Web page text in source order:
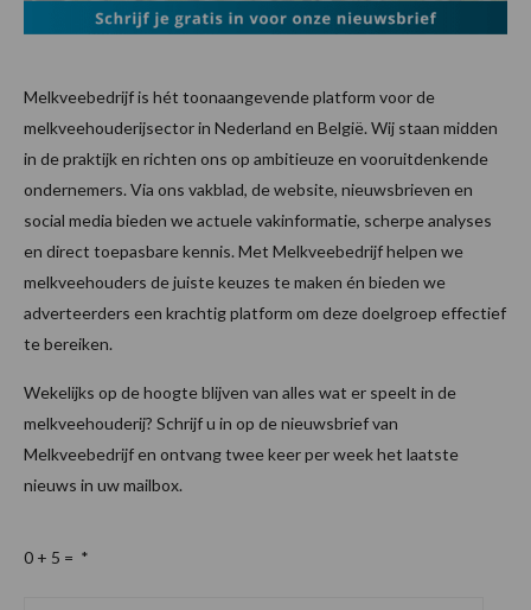
Melkveebedrijf is hét toonaangevende platform voor de
melkveehouderijsector in Nederland en België. Wij staan midden
in de praktijk en richten ons op ambitieuze en vooruitdenkende
ondernemers. Via ons vakblad, de website, nieuwsbrieven en
social media bieden we actuele vakinformatie, scherpe analyses
en direct toepasbare kennis. Met Melkveebedrijf helpen we
melkveehouders de juiste keuzes te maken én bieden we
adverteerders een krachtig platform om deze doelgroep effectief
te bereiken.
Wekelijks op de hoogte blijven van alles wat er speelt in de
melkveehouderij? Schrijf u in op de nieuwsbrief van
Melkveebedrijf en ontvang twee keer per week het laatste
nieuws in uw mailbox.
0 + 5 = *